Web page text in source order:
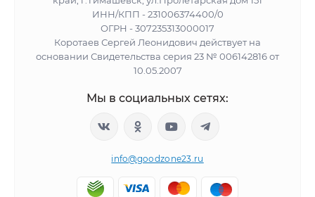
ИНН/КПП - 231006374400/0
ОГРН - 307235313000017
Коротаев Сергей Леонидович действует на
основании Свидетельства серия 23 № 006142816 от
10.05.2007
Мы в социальных сетях:
info@goodzone23.ru